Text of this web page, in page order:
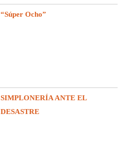
“Súper Ocho”
SIMPLONERÍA ANTE EL
DESASTRE